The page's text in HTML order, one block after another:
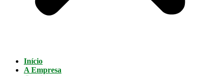
Início
A Empresa